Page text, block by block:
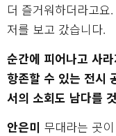
더 즐거워하더라고
저를 보고 갔습니다.
순간에 피어나고 사
항존할 수 있는 전시
서의 소회도 남다를
안은미 무대라는 곳